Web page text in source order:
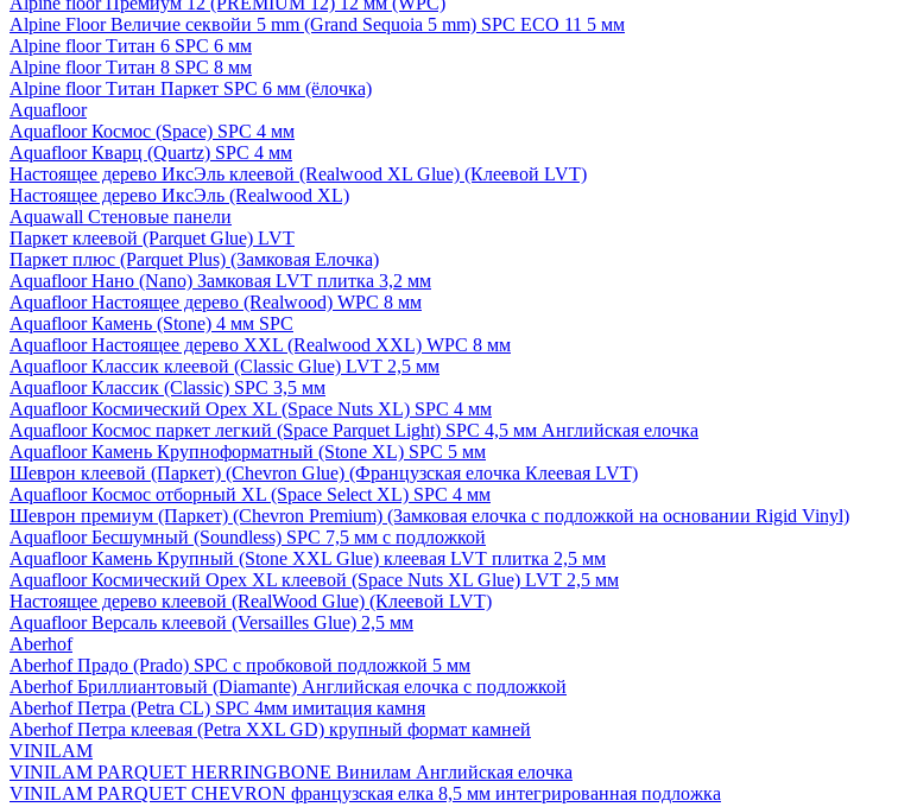
Alpine Floor Величие секвойи 5 mm (Grand Sequoia 5 mm) SPC ECO 11 5 мм
Alpine floor Титан 6 SPC 6 мм
Alpine floor Титан 8 SPC 8 мм
Alpine floor Титан Паркет SPC 6 мм (ёлочка)
Aquafloor
Aquafloor Космос (Space) SPC 4 мм
Aquafloor Кварц (Quartz) SPC 4 мм
Настоящее дерево ИксЭль клеевой (Realwood XL Glue) (Клеевой LVT)
Настоящее дерево ИксЭль (Realwood XL)
Aquawall Стеновые панели
Паркет клеевой (Parquet Glue) LVT
Паркет плюс (Parquet Plus) (Замковая Елочка)
Aquafloor Нано (Nano) Замковая LVT плитка 3,2 мм
Aquafloor Настоящее дерево (Realwood) WPC 8 мм
Aquafloor Камень (Stone) 4 мм SPC
Aquafloor Настоящее дерево XXL (Realwood XXL) WPC 8 мм
Aquafloor Классик клеевой (Classic Glue) LVT 2,5 мм
Aquafloor Классик (Classic) SPC 3,5 мм
Aquafloor Космический Орех XL (Space Nuts XL) SPC 4 мм
Aquafloor Космос паркет легкий (Space Parquet Light) SPC 4,5 мм Английская елочка
Aquafloor Камень Крупноформатный (Stone XL) SPC 5 мм
Шеврон клеевой (Паркет) (Chevron Glue) (Французская елочка Клеевая LVT)
Aquafloor Космос отборный XL (Space Select XL) SPC 4 мм
Шеврон премиум (Паркет) (Chevron Premium) (Замковая елочка с подложкой на основании Rigid Vinyl)
Aquafloor Бесшумный (Soundless) SPC 7,5 мм с подложкой
Aquafloor Камень Крупный (Stone XXL Glue) клеевая LVT плитка 2,5 мм
Aquafloor Космический Орех XL клеевой (Space Nuts XL Glue) LVT 2,5 мм
Настоящее дерево клеевой (RealWood Glue) (Клеевой LVT)
Aquafloor Версаль клеевой (Versailles Glue) 2,5 мм
Aberhof
Aberhof Прадо (Prado) SPC с пробковой подложкой 5 мм
Aberhof Бриллиантовый (Diamante) Английская елочка с подложкой
Aberhof Петра (Petra CL) SPC 4мм имитация камня
Aberhof Петра клеевая (Petra XXL GD) крупный формат камней
VINILAM
VINILAM PARQUET HERRINGBONE Винилам Английская елочка
VINILAM PARQUET CHEVRON французская елка 8,5 мм интегрированная подложка